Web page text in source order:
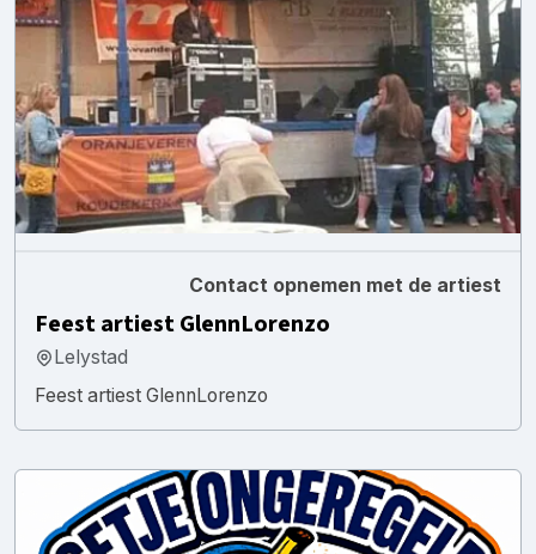
Contact opnemen met de artiest
Feest artiest GlennLorenzo
Lelystad
Feest artiest GlennLorenzo